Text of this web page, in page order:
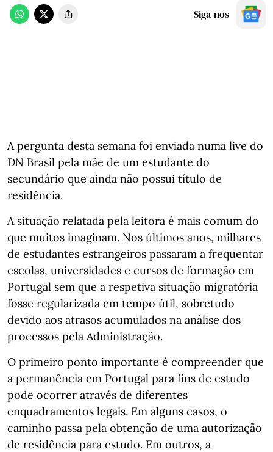
Siga-nos
A pergunta desta semana foi enviada numa live do
DN Brasil pela mãe de um estudante do
secundário que ainda não possui título de
residência.
A situação relatada pela leitora é mais comum do
que muitos imaginam. Nos últimos anos, milhares
de estudantes estrangeiros passaram a frequentar
escolas, universidades e cursos de formação em
Portugal sem que a respetiva situação migratória
fosse regularizada em tempo útil, sobretudo
devido aos atrasos acumulados na análise dos
processos pela Administração.
O primeiro ponto importante é compreender que
a permanência em Portugal para fins de estudo
pode ocorrer através de diferentes
enquadramentos legais. Em alguns casos, o
caminho passa pela obtenção de uma autorização
de residência para estudo. Em outros, a